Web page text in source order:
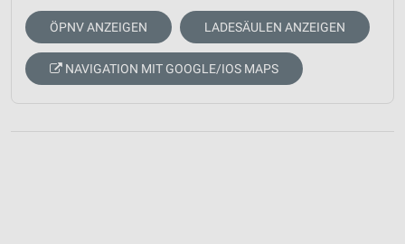
ÖPNV ANZEIGEN LADESÄULEN ANZEIGEN
NAVIGATION MIT GOOGLE/IOS MAPS